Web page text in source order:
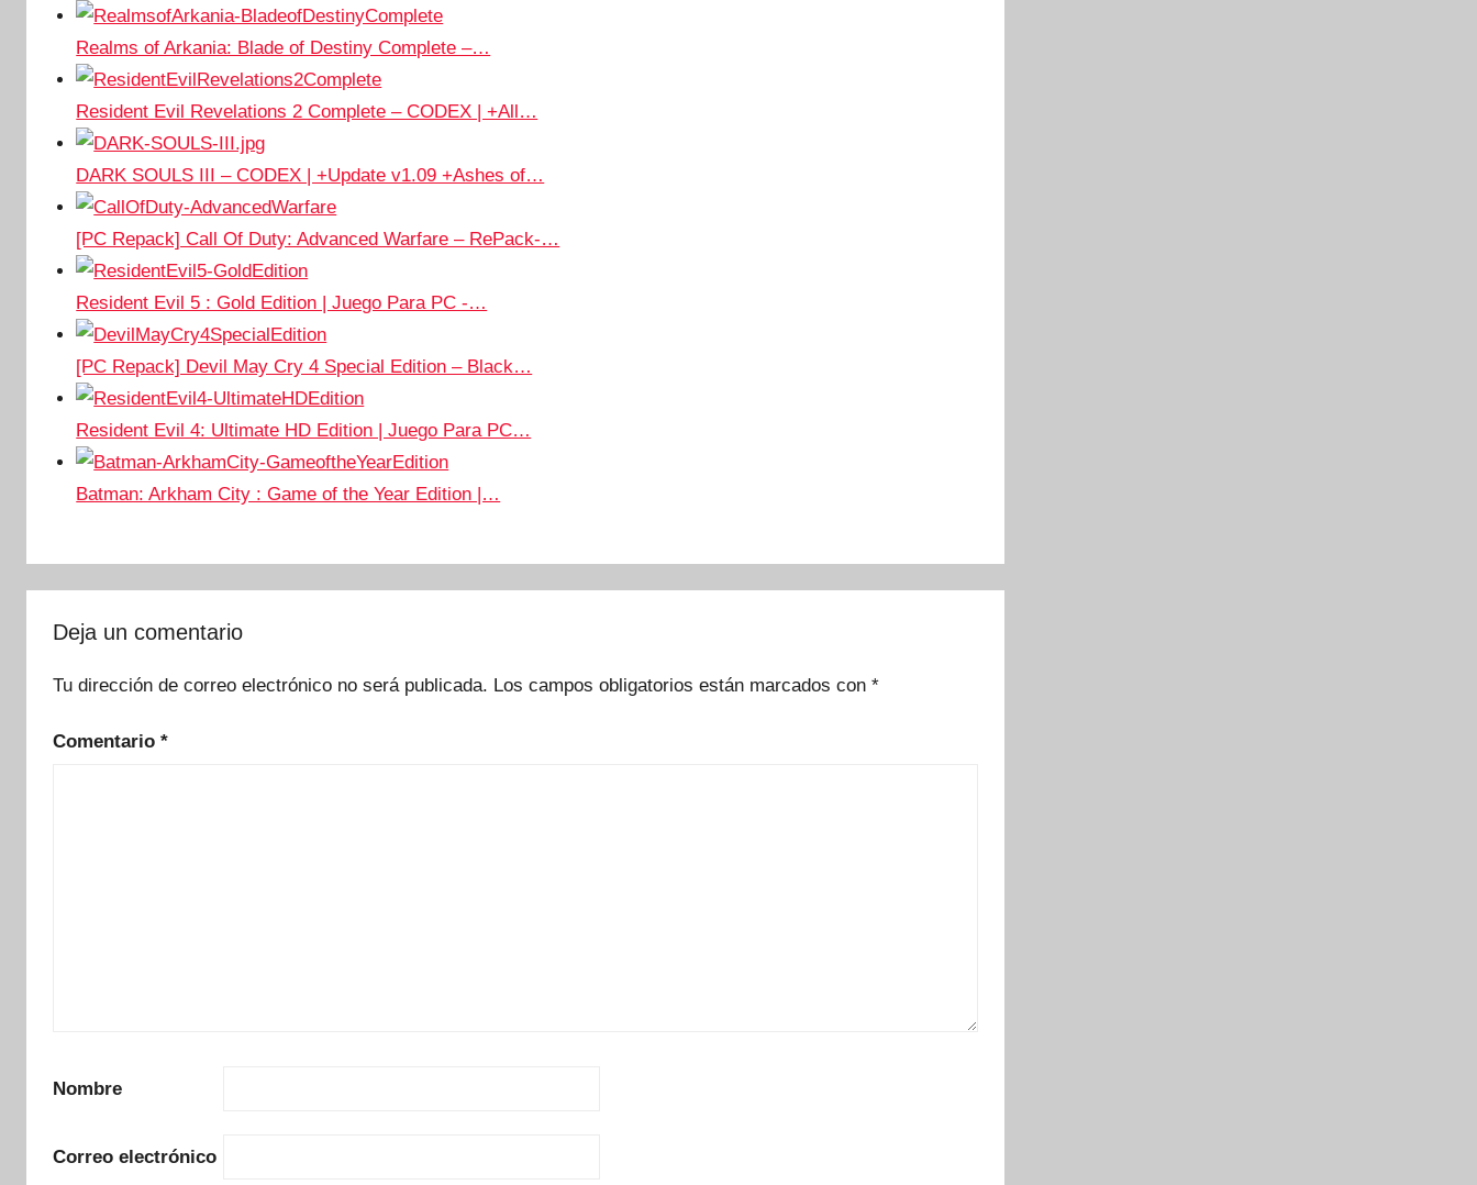
Realms of Arkania: Blade of Destiny Complete –…
Resident Evil Revelations 2 Complete – CODEX | +All…
DARK SOULS III – CODEX | +Update v1.09 +Ashes of…
[PC Repack] Call Of Duty: Advanced Warfare – RePack-…
Resident Evil 5 : Gold Edition | Juego Para PC -…
[PC Repack] Devil May Cry 4 Special Edition – Black…
Resident Evil 4: Ultimate HD Edition | Juego Para PC…
Batman: Arkham City : Game of the Year Edition |…
Deja un comentario
Tu dirección de correo electrónico no será publicada. Los campos obligatorios están marcados con *
Comentario *
Nombre
Correo electrónico